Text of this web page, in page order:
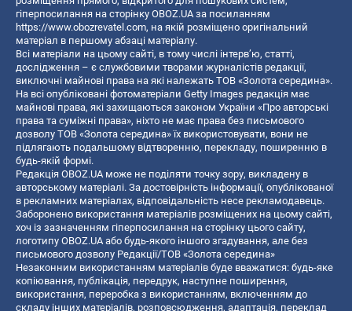
гіперпосилання на сторінку OBOZ.UA за посиланням
https://www.obozrevatel.com, на якій розміщено оригінальний
матеріал в першому абзаці матеріалу.
Всі матеріали на цьому сайті, в тому числі інтерв’ю, статті,
дослідження – є службовими творами журналістів редакції,
виключні майнові права на які належать ТОВ «Золота середина».
На всі опубліковані фотоматеріали Getty Images редакція має
майнові права, які захищаються законом України «Про авторські
права та суміжні права», ніхто не має права без письмового
дозволу ТОВ «Золота середина» їх використовувати, вони не
підлягають подальшому відтворенню, перекладу, поширенню в
будь-якій формі.
Редакція OBOZ.UA може не поділяти точку зору, викладену в
авторському матеріалі. За достовірність інформації, опублікованої
в рекламних матеріалах, відповідальність несе рекламодавець.
Заборонено використання матеріалів розміщених на цьому сайті,
хоч із зазначенням гіперпосилання на сторінку цього сайту,
логотипу OBOZ.UA або будь-якого іншого згадування, але без
письмового дозволу Редакції/ТОВ «Золота середина»
Незаконним використанням матеріалів буде вважатися: будь-яке
копiювання, публiкацiя, передрук, наступне поширення,
використання, переробка з використанням, включенням до
складу інших матеріалів, розповсюдження, адаптація, переклад